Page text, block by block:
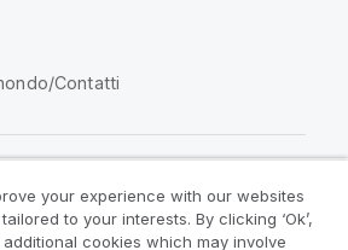
Contatti
Community
your experience with our websites
to your interests. By clicking ‘Ok’,
cookies which may involve